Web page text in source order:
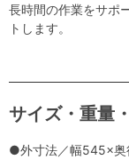
長時間の作業をサポ
トします。
サイズ・重量
●外寸法／幅545×